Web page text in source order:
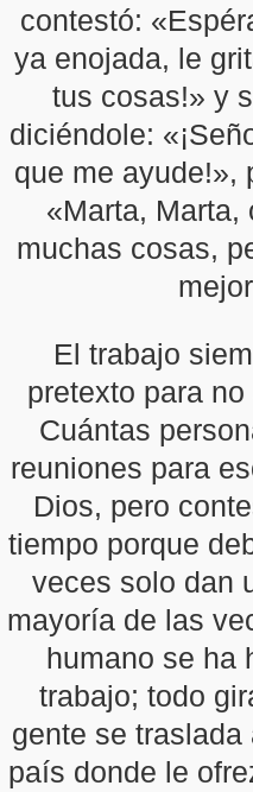
contestó:
ya enojada, le
tus cosas!» y
diciéndole:
que me ayude!»,
«Marta, Marta,
muchas cosas,
El trabajo
pretexto para
Cuántas
reuniones para
Dios, pero
tiempo porque
veces solo dan
mayoría de las
humano se ha
trabajo; todo
gente se
país donde le